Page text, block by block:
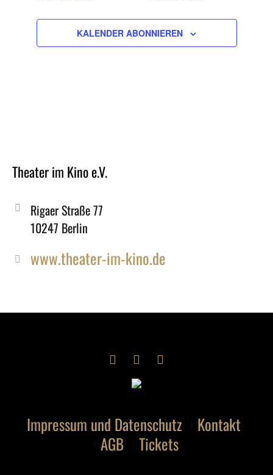
KALENDER ABONNIEREN
Theater im Kino e.V.
Rigaer Straße 77
10247 Berlin
www.theater-im-kino.de
Impressum und Datenschutz
Kontakt
AGB
Tickets